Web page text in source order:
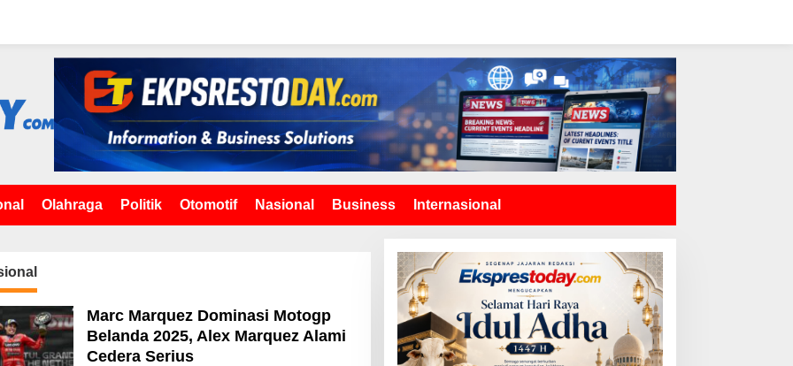
Olahraga Politik Otomotif Nasional Business Internasional
Marc Marquez Dominasi Motogp
Belanda 2025, Alex Marquez Alami
Cedera Serius